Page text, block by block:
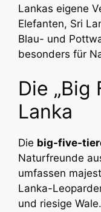
Lankas eigene
Elefanten, Sri
Blau- und
besonders für
Die „Big
Lanka
Die big-five-
Naturfreunde
umfassen
Lanka-
und riesige